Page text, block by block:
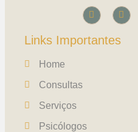
Links Importantes
Home
Consultas
Serviços
Psicólogos